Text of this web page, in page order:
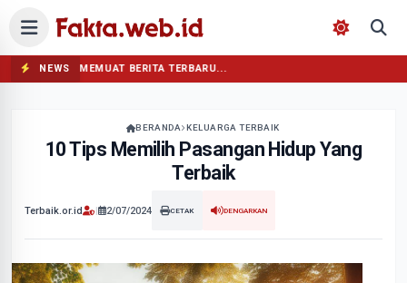
NEWS MEMUAT BERITA TERBARU...
BERANDA KELUARGA TERBAIK
10 Tips Memilih Pasangan Hidup Yang
Terbaik
Terbaik.or.id | 2/07/2024 CETAK DENGARKAN